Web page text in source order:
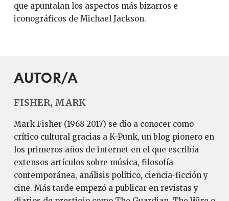
que apuntalan los aspectos más bizarros e
iconográficos de Michael Jackson.
AUTOR/A
FISHER, MARK
Mark Fisher (1968-2017) se dio a conocer como
crítico cultural gracias a K-Punk, un blog pionero en
los primeros años de internet en el que escribía
extensos artículos sobre música, filosofía
contemporánea, análisis político, ciencia-ficción y
cine. Más tarde empezó a publicar en revistas y